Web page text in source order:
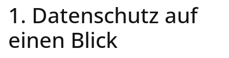
1. Datenschutz auf
einen Blick